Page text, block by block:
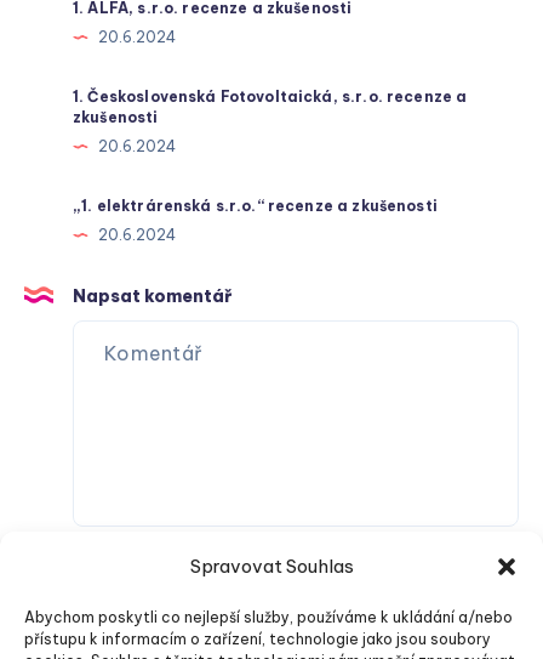
Spravovat Souhlas
Abychom poskytli co nejlepší služby, používáme k ukládání a/nebo
přístupu k informacím o zařízení, technologie jako jsou soubory
1. ALFA, s.r.o. recenze a zkušenosti
20.6.2024
1. Československá Fotovoltaická, s.r.o. recenze a
zkušenosti
20.6.2024
„1. elektrárenská s.r.o.“ recenze a zkušenosti
20.6.2024
Napsat komentář